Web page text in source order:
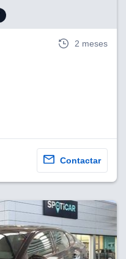
2 meses
Contactar